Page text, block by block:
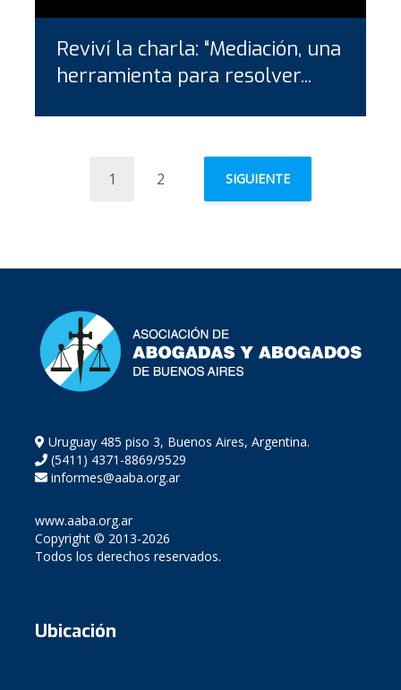
Reviví la charla: “Mediación, una
herramienta para resolver...
1 2 SIGUIENTE
Uruguay 485 piso 3, Buenos Aires, Argentina.
(5411) 4371-8869/9529
informes@aaba.org.ar
www.aaba.org.ar
Copyright © 2013-2026
Todos los derechos reservados.
Ubicación